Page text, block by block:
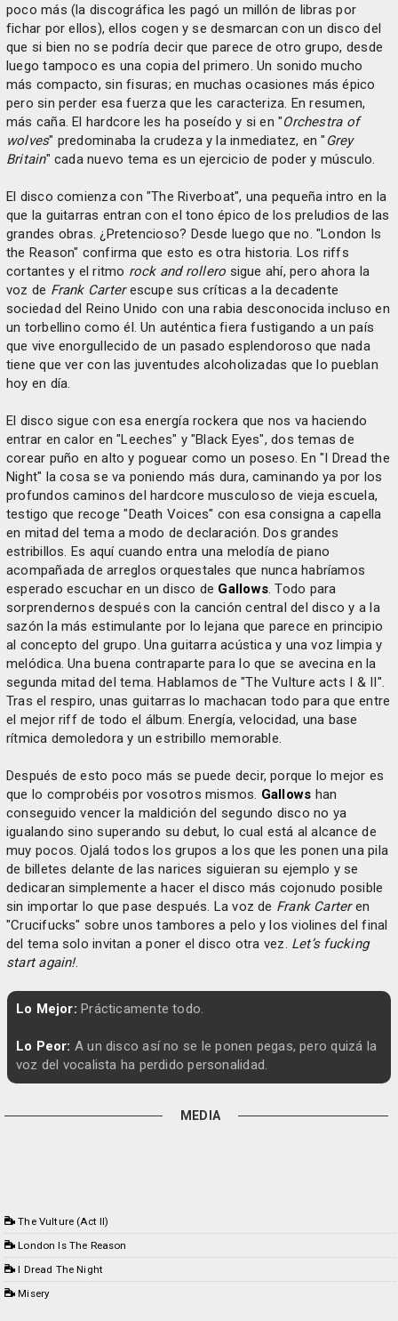
poco más (la discográfica les pagó un millón de libras por
fichar por ellos), ellos cogen y se desmarcan con un disco del
que si bien no se podría decir que parece de otro grupo, desde
luego tampoco es una copia del primero. Un sonido mucho
más compacto, sin fisuras; en muchas ocasiones más épico
pero sin perder esa fuerza que les caracteriza. En resumen,
más caña. El hardcore les ha poseído y si en "Orchestra of
wolves" predominaba la crudeza y la inmediatez, en " Grey
Britain" cada nuevo tema es un ejercicio de poder y músculo.
El disco comienza con "The Riverboat", una pequeña intro en la
que la guitarras entran con el tono épico de los preludios de las
grandes obras. ¿Pretencioso? Desde luego que no. "London Is
the Reason" confirma que esto es otra historia. Los riffs
cortantes y el ritmo rock and rollero sigue ahí, pero ahora la
voz de Frank Carterescupe sus críticas a la decadente
sociedad del Reino Unido con una rabia desconocida incluso en
un torbellino como él. Un auténtica fiera fustigando a un país
que vive enorgullecido de un pasado esplendoroso que nada
tiene que ver con las juventudes alcoholizadas que lo pueblan
hoy en día.
El disco sigue con esa energía rockera que nos va haciendo
entrar en calor en "Leeches" y "Black Eyes", dos temas de
corear puño en alto y poguear como un poseso. En "I Dread the
Night" la cosa se va poniendo más dura, caminando ya por los
profundos caminos del hardcore musculoso de vieja escuela,
testigo que recoge "Death Voices" con esa consigna a capella
en mitad del tema a modo de declaración. Dos grandes
estribillos. Es aquí cuando entra una melodía de piano
acompañada de arreglos orquestales que nunca habríamos
esperado escuchar en un disco de Gallows. Todo para
sorprendernos después con la canción central del disco y a la
sazón la más estimulante por lo lejana que parece en principio
al concepto del grupo. Una guitarra acústica y una voz limpia y
melódica. Una buena contraparte para lo que se avecina en la
segunda mitad del tema. Hablamos de "The Vulture acts I & II".
Tras el respiro, unas guitarras lo machacan todo para que entre
el mejor riff de todo el álbum. Energía, velocidad, una base
rítmica demoledora y un estribillo memorable.
Después de esto poco más se puede decir, porque lo mejor es
que lo comprobéis por vosotros mismos. Gallows han
conseguido vencer la maldición del segundo disco no ya
igualando sino superando su debut, lo cual está al alcance de
muy pocos. Ojalá todos los grupos a los que les ponen una pila
de billetes delante de las narices siguieran su ejemplo y se
dedicaran simplemente a hacer el disco más cojonudo posible
sin importar lo que pase después. La voz de Frank Carteren
"Crucifucks" sobre unos tambores a pelo y los violines del final
del tema solo invitan a poner el disco otra vez. Let’s fucking
start again!.
Lo Mejor: Prácticamente todo.
Lo Peor: A un disco así no se le ponen pegas, pero quizá la
voz del vocalista ha perdido personalidad.
MEDIA
The Vulture (Act II)
London Is The Reason
I Dread The Night
Misery